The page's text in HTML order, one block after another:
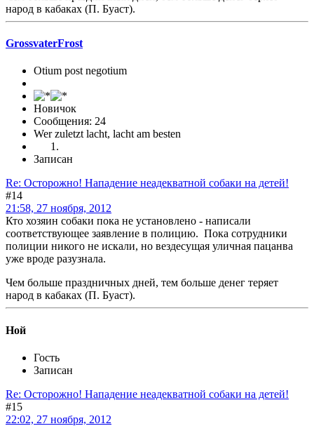
народ в кабаках (П. Буаст).
GrossvaterFrost
Otium post negotium
Новичок
Сообщения: 24
Wer zuletzt lacht, lacht am besten
Записан
Re: Осторожно! Нападение неадекватной собаки на детей!
#14
21:58, 27 ноября, 2012
Кто хозяин собаки пока не установлено - написали
соответствующее заявление в полицию. Пока сотрудники
полиции никого не искали, но вездесущая уличная пацанва
уже вроде разузнала.
Чем больше праздничных дней, тем больше денег теряет
народ в кабаках (П. Буаст).
Ной
Гость
Записан
Re: Осторожно! Нападение неадекватной собаки на детей!
#15
22:02, 27 ноября, 2012